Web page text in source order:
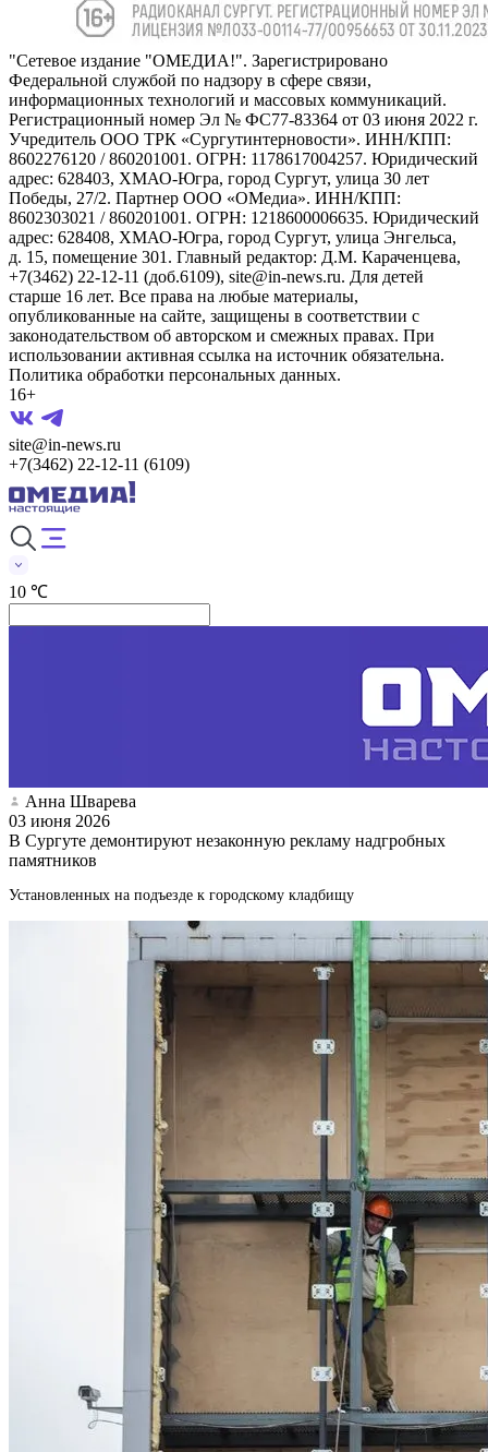
"Сетевое издание "ОМЕДИА!". Зарегистрировано
Федеральной службой по надзору в сфере связи,
информационных технологий и массовых коммуникаций.
Регистрационный номер Эл № ФС77-83364 от 03 июня 2022 г.
Учредитель ООО ТРК «Сургутинтерновости». ИНН/КПП:
8602276120 / 860201001. ОГРН: 1178617004257. Юридический
адрес: 628403, ХМАО-Югра, город Сургут, улица 30 лет
Победы, 27/2. Партнер ООО «ОМедиа». ИНН/КПП:
8602303021 / 860201001. ОГРН: 1218600006635. Юридический
адрес: 628408, ХМАО-Югра, город Сургут, улица Энгельса,
д. 15, помещение 301. Главный редактор: Д.М. Караченцева,
+7(3462) 22-12-11 (доб.6109), site@in-news.ru. Для детей
старше 16 лет. Все права на любые материалы,
опубликованные на сайте, защищены в соответствии с
законодательством об авторском и смежных правах. При
использовании активная ссылка на источник обязательна.
Политика обработки персональных данных.
16+
site@in-news.ru
+7(3462) 22-12-11 (6109)
10 ℃
Анна Шварева
03 июня 2026
В Сургуте демонтируют незаконную рекламу надгробных
памятников
Установленных на подъезде к городскому кладбищу